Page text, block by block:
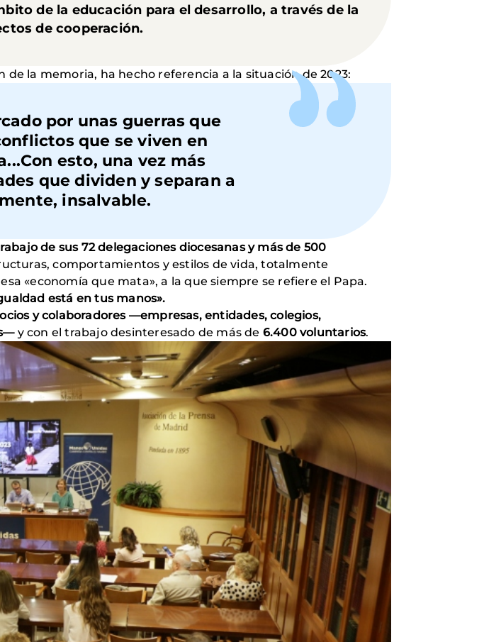
de la educación para el desarrollo, a través de la
de cooperación.
de la memoria, ha hecho referencia a la situación de 2023:
por unas guerras que
que se viven en
esto, una vez más
que dividen y separan a
insalvable.
de sus 72 delegaciones diocesanas y más de 500
comportamientos y estilos de vida, totalmente
«economía que mata», a la que siempre se refiere el Papa.
está en tus manos».
y colaboradores —empresas, entidades, colegios,
y con el trabajo desinteresado de más de 6.400 voluntarios.